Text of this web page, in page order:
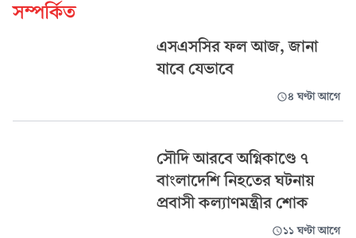
সম্পর্কিত
এসএসসির ফল আজ, জানা
যাবে যেভাবে
৪ ঘণ্টা আগে
সৌদি আরবে অগ্নিকাণ্ডে ৭
বাংলাদেশি নিহতের ঘটনায়
প্রবাসী কল্যাণমন্ত্রীর শোক
১১ ঘণ্টা আগে